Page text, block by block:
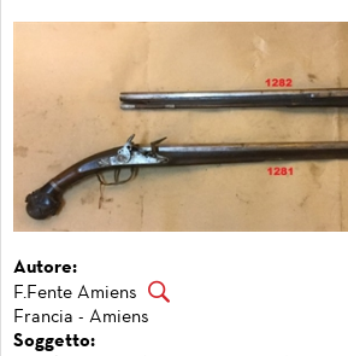
Autore:
F.Fente Amiens
Francia - Amiens
Soggetto: